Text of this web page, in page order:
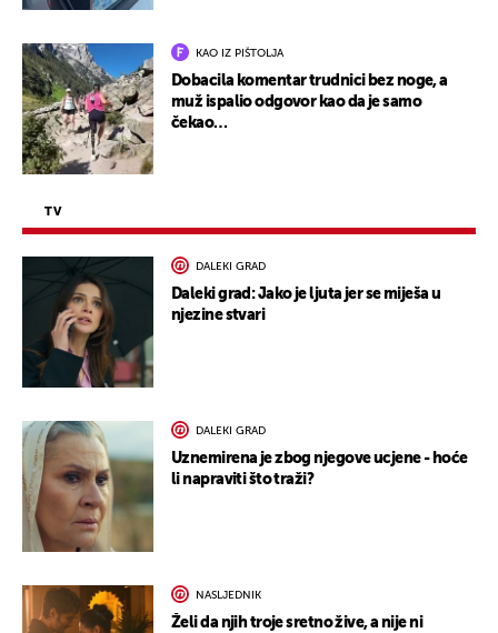
KAO IZ PIŠTOLJA
Dobacila komentar trudnici bez noge, a
muž ispalio odgovor kao da je samo
čekao…
TV
DALEKI GRAD
Daleki grad: Jako je ljuta jer se miješa u
njezine stvari
DALEKI GRAD
Uznemirena je zbog njegove ucjene - hoće
li napraviti što traži?
NASLJEDNIK
Želi da njih troje sretno žive, a nije ni